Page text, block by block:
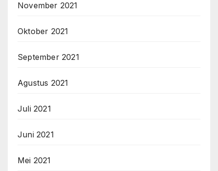
November 2021
Oktober 2021
September 2021
Agustus 2021
Juli 2021
Juni 2021
Mei 2021